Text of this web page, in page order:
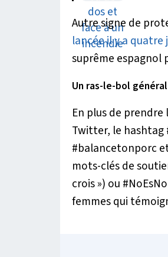
Autre signe de
lancée il y a quatre
suprême espagnol
Un ras-le-bol général
En plus de prendre
Twitter, le hashtag
#balancetonporc
mots-clés de
crois ») ou
femmes qui